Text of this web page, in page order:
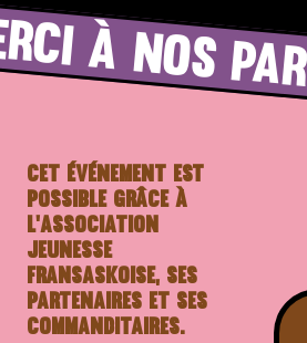
À NOS
Cet événement est
possible grâce à
l'Association
Jeunesse
Fransaskoise, ses
partenaires et ses
commanditaires.